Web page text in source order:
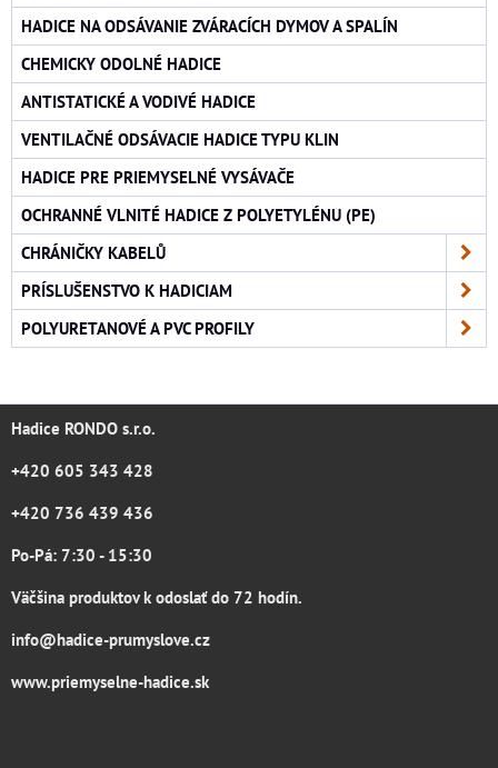
HADICE NA ODSÁVANIE ZVÁRACÍCH DYMOV A SPALÍN
CHEMICKY ODOLNÉ HADICE
ANTISTATICKÉ A VODIVÉ HADICE
VENTILAČNÉ ODSÁVACIE HADICE TYPU KLIN
HADICE PRE PRIEMYSELNÉ VYSÁVAČE
OCHRANNÉ VLNITÉ HADICE Z POLYETYLÉNU (PE)
CHRÁNIČKY KABELŮ
PRÍSLUŠENSTVO K HADICIAM
POLYURETANOVÉ A PVC PROFILY
Hadice RONDO s.r.o.
+420 605 343 428
+420 736 439 436
Po-Pá: 7:30 - 15:30
Väčšina produktov k odoslať do 72 hodín.
info@hadice-prumyslove.cz
www.priemyselne-hadice.sk